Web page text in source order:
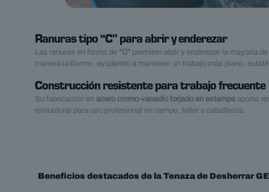
Ranuras tipo “C” para abrir y enderezar
Las ranuras en forma de “C” permiten abrir y enderezar la mayoría
manera uniforme, ayudando a mantener un trabajo más plano,
Construcción resistente para trabajo frecuente
Su fabricación en acero cromo-vanadio forjado en estampa aporta
estructural para uso profesional en campo, taller o caballeriza.
Beneficios destacados de la Tenaza de Desherrar GE